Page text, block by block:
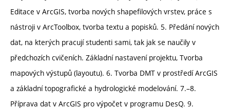
Editace v ArcGIS, tvorba nových shapefilových vrstev, práce s
nástroji v ArcToolbox, tvorba textu a popisků. 5. Předání nových
dat, na kterých pracují studenti sami, tak jak se naučily v
předchozích cvičeních. Základní nastavení projektu, Tvorba
mapových výstupů (layoutu). 6. Tvorba DMT v prostředí ArcGIS
a základní topografické a hydrologické modelování. 7.–8.
Příprava dat v ArcGIS pro výpočet v programu DesQ. 9.